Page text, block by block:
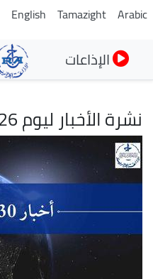
Arabic
Tamazight
English
الإذاعات
نشرة الأخبار ليوم 14/06/2026
الصورة